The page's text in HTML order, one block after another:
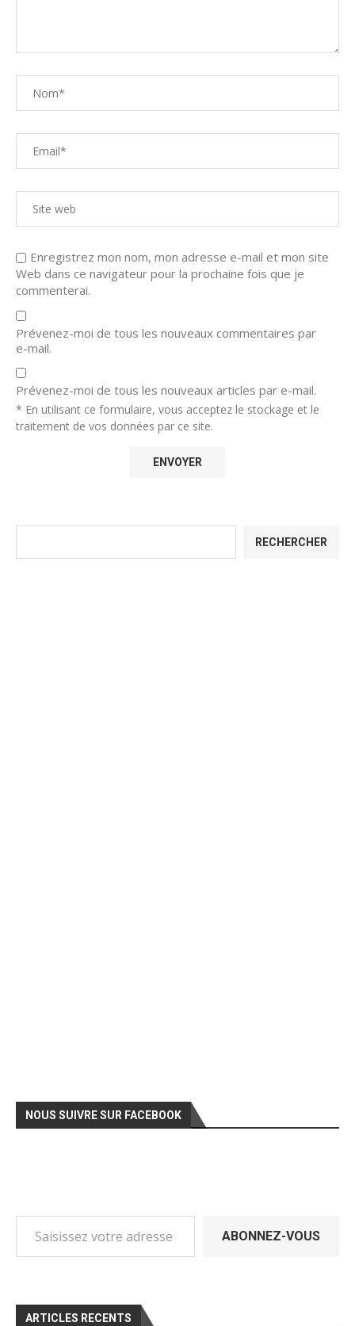
Enregistrez mon nom, mon adresse e-mail et mon site
Web dans ce navigateur pour la prochaine fois que je
commenterai.
Prévenez-moi de tous les nouveaux commentaires par
e-mail.
Prévenez-moi de tous les nouveaux articles par e-mail.
* En utilisant ce formulaire, vous acceptez le stockage et le
traitement de vos données par ce site.
RECHERCHER
NOUS SUIVRE SUR FACEBOOK
Saisissez votre adresse e-mail…
ABONNEZ-VOUS
ARTICLES RECENTS